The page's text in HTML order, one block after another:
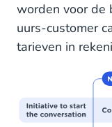
worden voor de
uurs-customer
tarieven in